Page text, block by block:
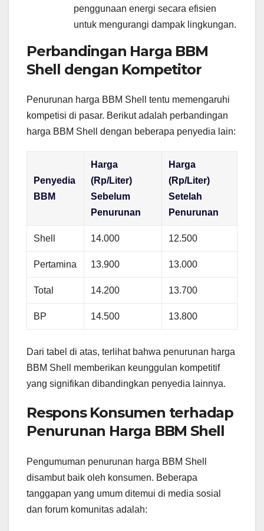
penggunaan energi secara efisien
untuk mengurangi dampak lingkungan.
Perbandingan Harga BBM
Shell dengan Kompetitor
Penurunan harga BBM Shell tentu memengaruhi
kompetisi di pasar. Berikut adalah perbandingan
harga BBM Shell dengan beberapa penyedia lain:
Penyedia
BBM
Harga
(Rp/Liter)
Sebelum
Penurunan
Harga
(Rp/Liter)
Setelah
Penurunan
Shell 14.000 12.500
Pertamina 13.900 13.000
Total 14.200 13.700
BP 14.500 13.800
Dari tabel di atas, terlihat bahwa penurunan harga
BBM Shell memberikan keunggulan kompetitif
yang signifikan dibandingkan penyedia lainnya.
Respons Konsumen terhadap
Penurunan Harga BBM Shell
Pengumuman penurunan harga BBM Shell
disambut baik oleh konsumen. Beberapa
tanggapan yang umum ditemui di media sosial
dan forum komunitas adalah: